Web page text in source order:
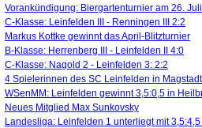
Vorankündigung: Biergartenturnier am 26. Juli
C-Klasse: Leinfelden III - Renningen III 2:2
Markus Kottke gewinnt das April-Blitzturnier
B-Klasse: Herrenberg III - Leinfelden II 4:0
C-Klasse: Nagold 2 - Leinfelden 3: 2:2
4 Spielerinnen des SC Leinfelden in Magstadt
WSenMM: Leinfelden gewinnt 3,5:0,5 in
Neues Mitglied Max Sunkovsky
Landesliga: Leinfelden 1 unterliegt mit